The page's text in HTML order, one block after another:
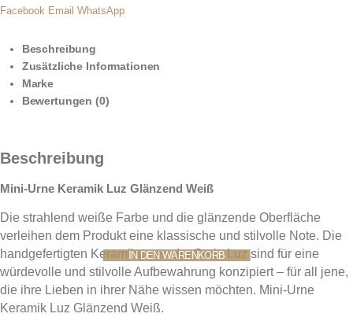
Facebook Email WhatsApp
Beschreibung
Zusätzliche Informationen
Marke
Bewertungen (0)
Beschreibung
Mini-Urne Keramik Luz Glänzend Weiß
Die strahlend weiße Farbe und die glänzende Oberfläche
verleihen dem Produkt eine klassische und stilvolle Note. Die
handgefertigten Keramikurnen der Serie Luz sind für eine
würdevolle und stilvolle Aufbewahrung konzipiert – für all jene,
die ihre Lieben in ihrer Nähe wissen möchten. Mini-Urne
Keramik Luz Glänzend Weiß.
IN DEN WARENKORB